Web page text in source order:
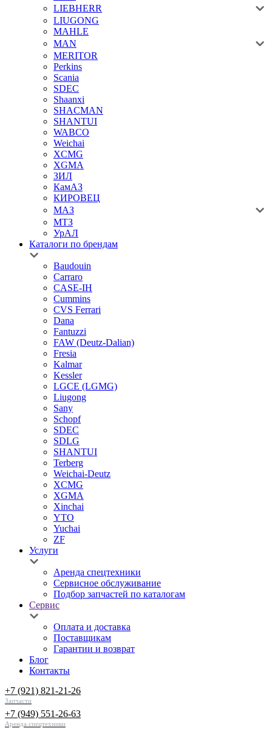
LIEBHERR
LIUGONG
MAHLE
MAN
MERITOR
Perkins
Scania
SDEC
Shaanxi
SHACMAN
SHANTUI
WABCO
Weichai
XCMG
XGMA
ЗИЛ
КамАЗ
КИРОВЕЦ
МАЗ
МТЗ
УрАЛ
Каталоги по брендам
Baudouin
Carraro
CASE-IH
Cummins
CVS Ferrari
Dana
Fantuzzi
FAW (Deutz-Dalian)
Fresia
Kalmar
Kessler
LGCE (LGMG)
Liugong
Sany
Schopf
SDEC
SDLG
SHANTUI
Terberg
Weichai-Deutz
XCMG
XGMA
Xinchai
YTO
Yuchai
ZF
Услуги
Аренда спецтехники
Сервисное обслуживание
Подбор запчастей по каталогам
Сервис
Оплата и доставка
Поставщикам
Гарантии и возврат
Блог
Контакты
+7 (921) 821-21-26
Запчасти
+7 (949) 551-26-63
Аренда спецтехники